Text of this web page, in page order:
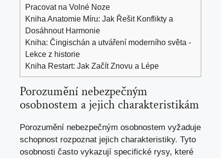
Pracovat na Volné Noze
Kniha Anatomie Míru: Jak Řešit Konflikty a
Dosáhnout Harmonie
Kniha: Čingischán a utváření moderního světa -
Lekce z historie
Kniha Restart: Jak Začít Znovu a Lépe
Porozumění nebezpečným
osobnostem a jejich charakteristikám
Porozumění nebezpečným osobnostem vyžaduje
schopnost rozpoznat jejich charakteristiky. Tyto
osobnosti často vykazují specifické rysy, které